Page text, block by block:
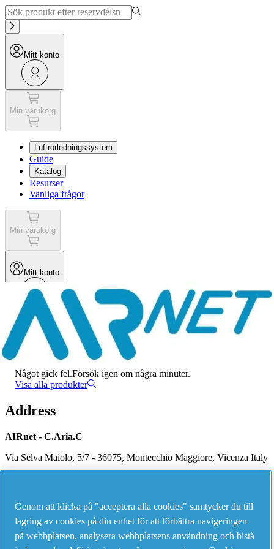
Mitt konto
Min varukorg
Luftrörledningssystem
Guide
Katalog
Resurser
Vanliga frågor
Min varukorg
Mitt konto
Meny
Det har uppstått ett fel
Något gick fel.Försök igen om några minuter.
Visa alla produkter
Address
AIRnet - C.Aria.C
Via Selva Maiolo, 5/7 - 36075, Montecchio Maggiore, Vicenza Italy
Piping Systems - click to see details
Genom att klicka på "acceptera alla cookies" samtycker du till
lagring av cookies på din enhet för att förbättra navigeringen
på webbplatsen, analysera webbplatsens användning och bistå